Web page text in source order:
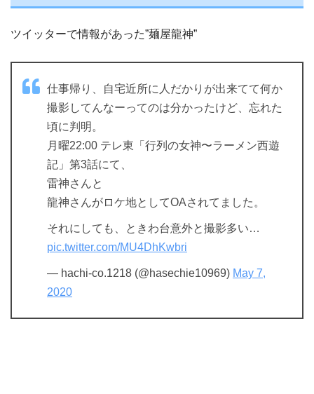
ツイッターで情報があった”麺屋龍神”
仕事帰り、自宅近所に人だかりが出来てて何か
撮影してんなーってのは分かったけど、忘れた
頃に判明。
月曜22:00 テレ東「行列の女神〜ラーメン西遊
記」第3話にて、
雷神さんと
龍神さんがロケ地としてOAされてました。
それにしても、ときわ台意外と撮影多い…
pic.twitter.com/MU4DhKwbri
— hachi-co.1218 (@hasechie10969) May 7,
2020